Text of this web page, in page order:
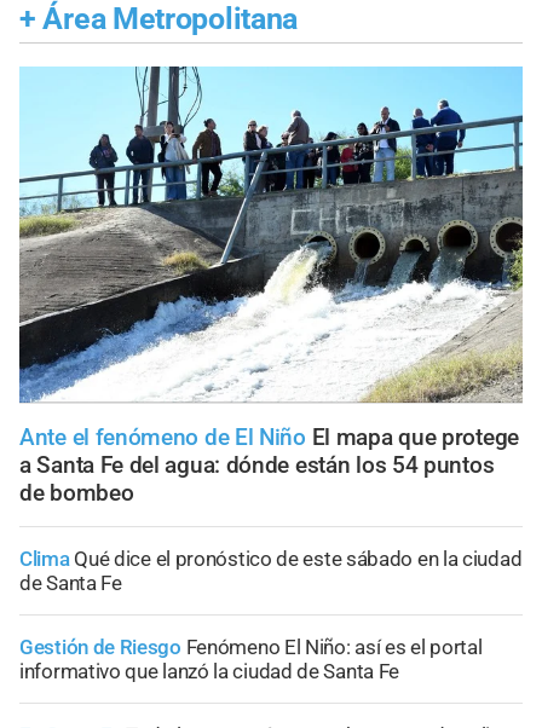
+ Área Metropolitana
Ante el fenómeno de El Niño El mapa que protege
a Santa Fe del agua: dónde están los 54 puntos
de bombeo
Clima Qué dice el pronóstico de este sábado en la ciudad
de Santa Fe
Gestión de Riesgo Fenómeno El Niño: así es el portal
informativo que lanzó la ciudad de Santa Fe